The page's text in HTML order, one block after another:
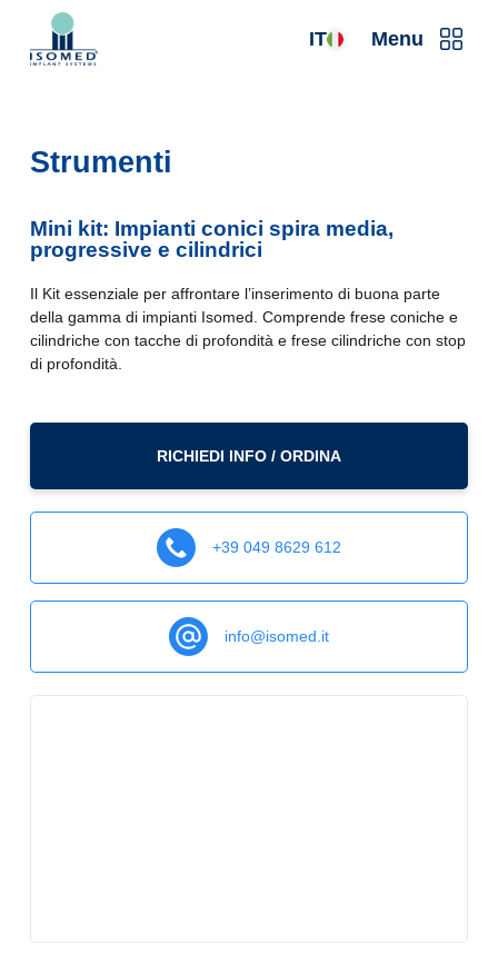
IT Menu
info@isomed.it
+39 049 8629 612
Strumenti
Mini kit: Impianti conici spira media,
progressive e cilindrici
Il Kit essenziale per affrontare l’inserimento di buona parte
della gamma di impianti Isomed. Comprende frese coniche e
cilindriche con tacche di profondità e frese cilindriche con stop
di profondità.
RICHIEDI INFO / ORDINA